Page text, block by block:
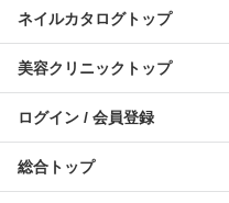
ネイルカタログトップ
美容クリニックトップ
ログイン / 会員登録
総合トップ